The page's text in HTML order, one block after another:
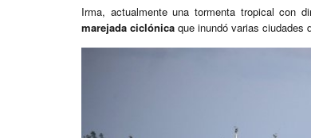
Irma, actualmente una tormenta tropical con
marejada ciclónica que inundó varias ciudades